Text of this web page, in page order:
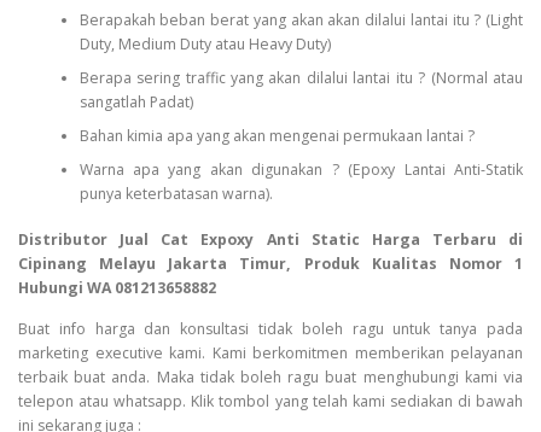
Berapakah beban berat yang akan akan dilalui lantai itu ? (Light
Duty, Medium Duty atau Heavy Duty)
Berapa sering traffic yang akan dilalui lantai itu ? (Normal atau
sangatlah Padat)
Bahan kimia apa yang akan mengenai permukaan lantai ?
Warna apa yang akan digunakan ? (Epoxy Lantai Anti-Statik
punya keterbatasan warna).
Distributor Jual Cat Expoxy Anti Static Harga Terbaru di
Cipinang Melayu Jakarta Timur, Produk Kualitas Nomor 1
Hubungi WA 081213658882
Buat info harga dan konsultasi tidak boleh ragu untuk tanya pada
marketing executive kami. Kami berkomitmen memberikan pelayanan
terbaik buat anda. Maka tidak boleh ragu buat menghubungi kami via
telepon atau whatsapp. Klik tombol yang telah kami sediakan di bawah
ini sekarang juga :